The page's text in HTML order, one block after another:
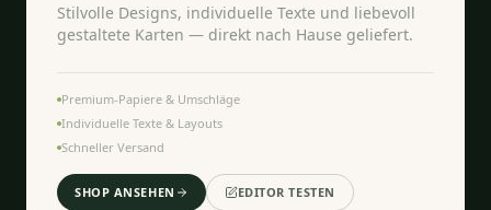
Stilvolle Designs, individuelle Texte und liebevoll
gestaltete Karten — direkt nach Hause geliefert.
Premium-Papiere & Umschläge
Individuelle Texte & Layouts
Schneller Versand
SHOP ANSEHEN EDITOR TESTEN